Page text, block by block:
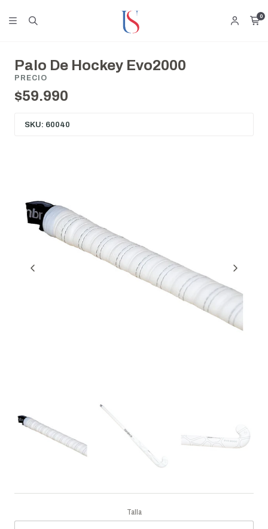
0
Palo De Hockey Evo2000
PRECIO
$59.990
SKU: 60040
Talla